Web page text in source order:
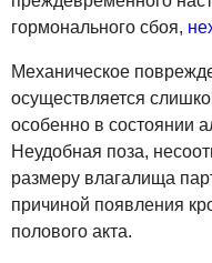
гормонального сбоя,
Механическое
осуществляется
особенно в состоянии
Неудобная поза,
размеру влагалища
причиной появления
полового акта.